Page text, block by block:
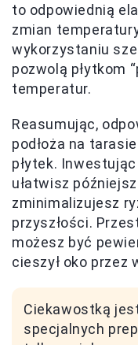
to odpowiednią
zmian
wykorzystaniu
pozwolą płytkom
temperatur.
Reasumując,
podłoża na
płytek.
ułatwisz
zminimalizujesz
przyszłości.
możesz być
cieszył oko przez
Ciekawostką
specjalnych